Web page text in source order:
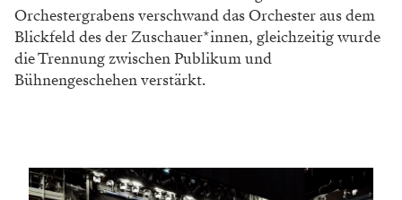
Orchestergrabens verschwand das Orchester aus dem
Blickfeld des der Zuschauer*innen, gleichzeitig wurde
die Trennung zwischen Publikum und
Bühnengeschehen verstärkt.